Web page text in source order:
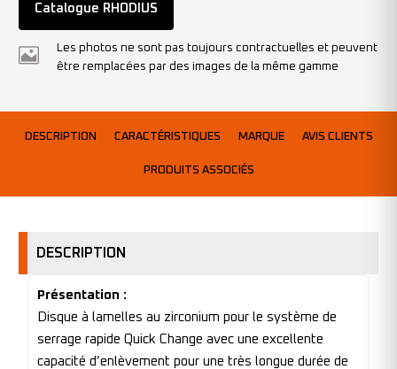
Catalogue RHODIUS
Les photos ne sont pas toujours contractuelles et peuvent
être remplacées par des images de la même gamme
DESCRIPTION CARACTÉRISTIQUES MARQUE AVIS CLIENTS
PRODUITS ASSOCIÉS
DESCRIPTION
Présentation :
Disque à lamelles au zirconium pour le système de
serrage rapide Quick Change avec une excellente
capacité d’enlèvement pour une très longue durée de